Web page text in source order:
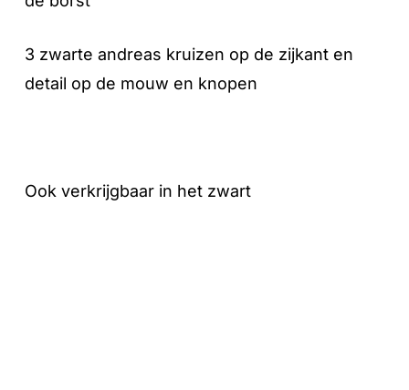
3 zwarte andreas kruizen op de zijkant en
detail op de mouw en knopen
Ook verkrijgbaar in het zwart